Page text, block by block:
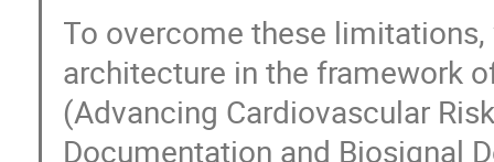
To overcome these
architecture in the framework
(Advancing Cardiovascular
Documentation and Biosignal